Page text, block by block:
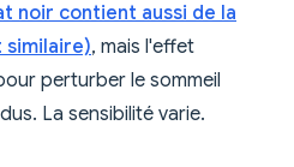
noir contient aussi de la
similaire), mais l'effet
perturber le sommeil
La sensibilité varie.